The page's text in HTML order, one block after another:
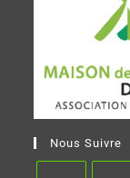
Nous Suivre